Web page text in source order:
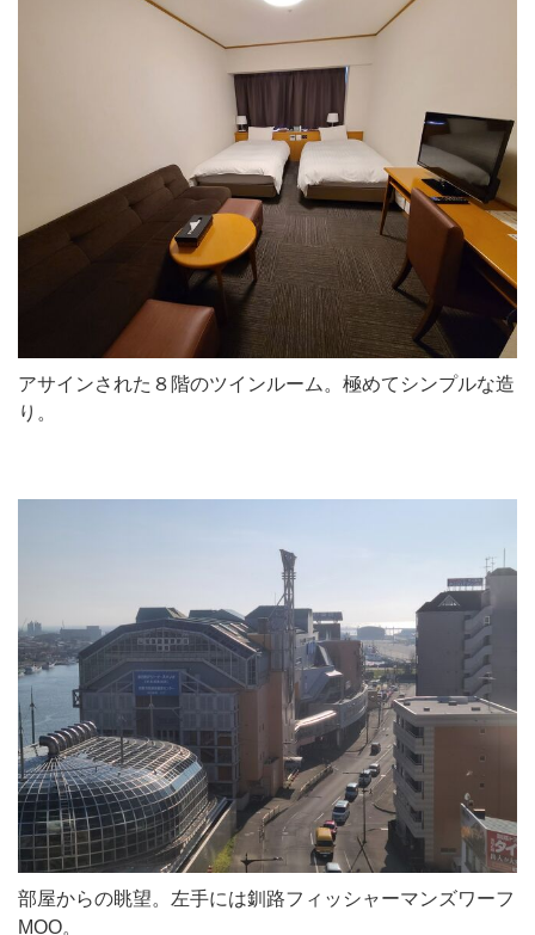
アサインされた８階のツインルーム。極めてシンプルな造
り。
部屋からの眺望。左手には釧路フィッシャーマンズワーフ
MOO。